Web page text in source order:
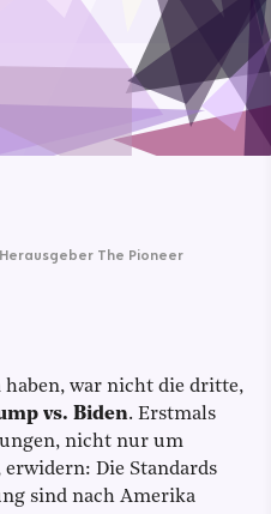
haben, war nicht die dritte,
vs. Biden. Erstmals
nicht nur um
erwidern: Die Standards
sind nach Amerika
The Pioneer